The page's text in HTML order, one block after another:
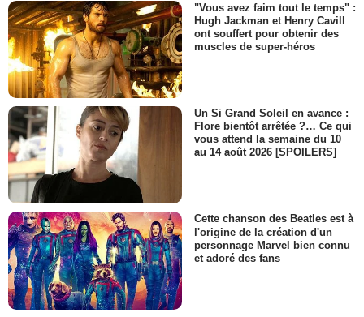
"Vous avez faim tout le temps" :
Hugh Jackman et Henry Cavill
ont souffert pour obtenir des
muscles de super-héros
Un Si Grand Soleil en avance :
Flore bientôt arrêtée ?… Ce qui
vous attend la semaine du 10
au 14 août 2026 [SPOILERS]
Cette chanson des Beatles est à
l'origine de la création d'un
personnage Marvel bien connu
et adoré des fans